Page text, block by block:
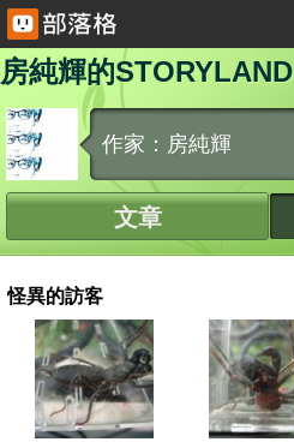
房純輝的STORYLAND
作家：房純輝
文章
怪異的訪客